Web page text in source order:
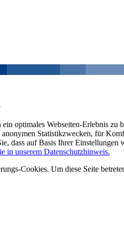
optimales Webseiten-Erlebnis
Statistikzwecken, für
dass auf Basis Ihrer
in unserem Datenschutzhinweis.
Cookies. Um diese Seite